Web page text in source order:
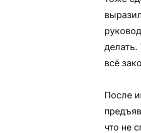
делать.
всё
После
что не